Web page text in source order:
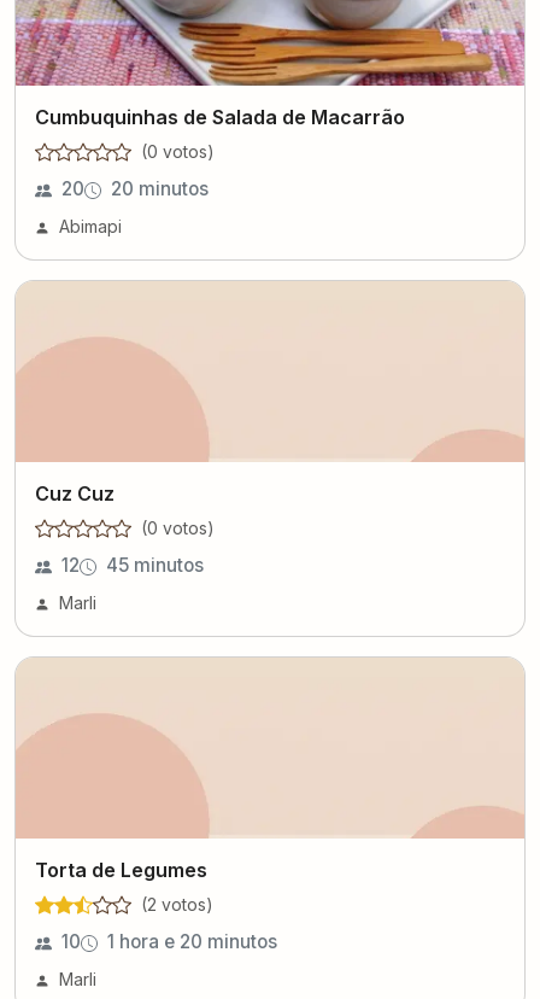
Cumbuquinhas de Salada de Macarrão
(0 votos)
20 20 minutos
Abimapi
Cuz Cuz
(0 votos)
12 45 minutos
Marli
Torta de Legumes
(2 votos)
10 1 hora e 20 minutos
Marli